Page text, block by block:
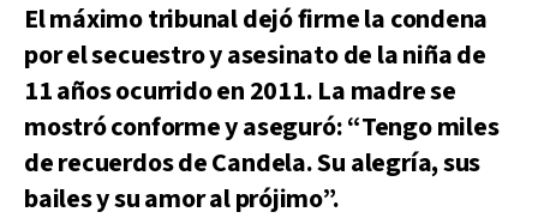
El máximo tribunal dejó firme la condena
por el secuestro y asesinato de la niña de
11 años ocurrido en 2011. La madre se
mostró conforme y aseguró: “Tengo miles
de recuerdos de Candela. Su alegría, sus
bailes y su amor al prójimo”.